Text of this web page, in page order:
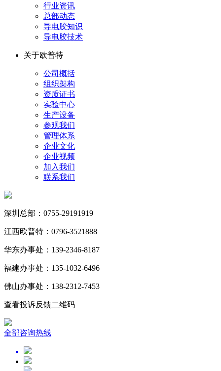
行业资讯
总部动态
导电胶知识
导电胶技术
关于欧普特
公司概括
组织架构
资质证书
实验中心
生产设备
参观我们
管理体系
企业文化
企业视频
加入我们
联系我们
深圳总部：0755-29191919
江西欧普特：0796-3521888
华东办事处：139-2346-8187
福建办事处：135-1032-6496
佛山办事处：138-2312-7453
查看投诉反馈二维码
全部咨询热线